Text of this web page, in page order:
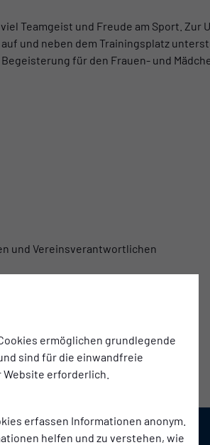
ermöglichen grundlegende
sind für die einwandfreie
erforderlich.
erfassen Informationen anonym.
helfen und zu verstehen, wie
Teamgeist und Freude am Sport. Zur
und neben dem Trainingsplatz
für den Frauen- und
und Vereinsverantwortlichen